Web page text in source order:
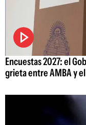
Encuestas 2027: el
grieta entre AMBA y